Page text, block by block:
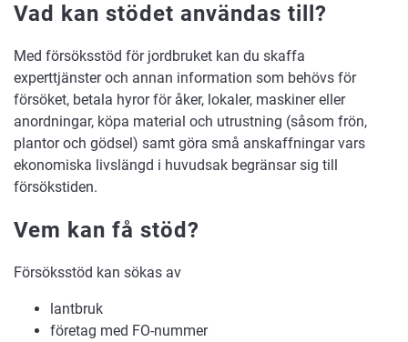
Vad kan stödet användas till?
Med försöksstöd för jordbruket kan du skaffa
experttjänster och annan information som behövs för
försöket, betala hyror för åker, lokaler, maskiner eller
anordningar, köpa material och utrustning (såsom frön,
plantor och gödsel) samt göra små anskaffningar vars
ekonomiska livslängd i huvudsak begränsar sig till
försökstiden.
Vem kan få stöd?
Försöksstöd kan sökas av
lantbruk
företag med FO-nummer